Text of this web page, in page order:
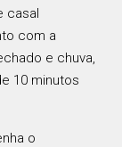
casal
com a
e chuva,
10 minutos
o